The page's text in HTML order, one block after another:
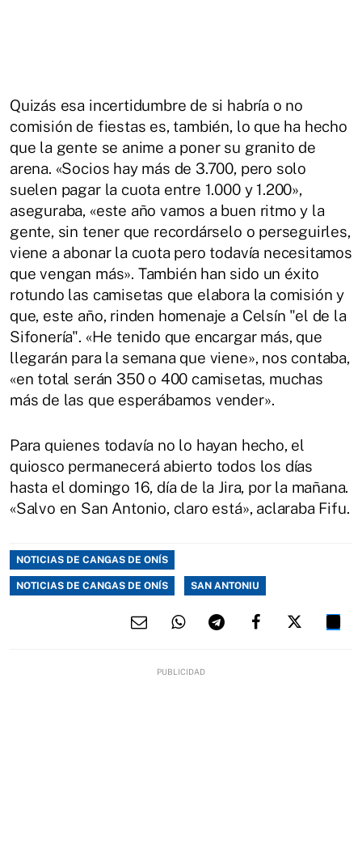
Quizás esa incertidumbre de si habría o no
comisión de fiestas es, también, lo que ha hecho
que la gente se anime a poner su granito de
arena. «Socios hay más de 3.700, pero solo
suelen pagar la cuota entre 1.000 y 1.200»,
aseguraba, «este año vamos a buen ritmo y la
gente, sin tener que recordárselo o perseguirles,
viene a abonar la cuota pero todavía necesitamos
que vengan más». También han sido un éxito
rotundo las camisetas que elabora la comisión y
que, este año, rinden homenaje a Celsín "el de la
Sifonería". «He tenido que encargar más, que
llegarán para la semana que viene», nos contaba,
«en total serán 350 o 400 camisetas, muchas
más de las que esperábamos vender».
Para quienes todavía no lo hayan hecho, el
quiosco permanecerá abierto todos los días
hasta el domingo 16, día de la Jira, por la mañana.
«Salvo en San Antonio, claro está», aclaraba Fifu.
NOTICIAS DE CANGAS DE ONÍS
NOTICIAS DE CANGAS DE ONÍS SAN ANTONIU